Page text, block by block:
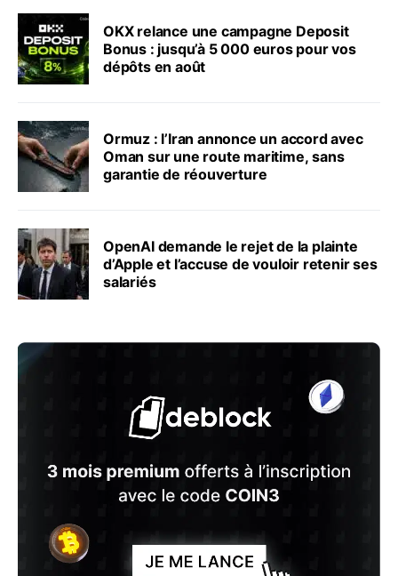
OKX relance une campagne Deposit
Bonus : jusqu’à 5 000 euros pour vos
dépôts en août
Ormuz : l’Iran annonce un accord avec
Oman sur une route maritime, sans
garantie de réouverture
OpenAI demande le rejet de la plainte
d’Apple et l’accuse de vouloir retenir ses
salariés